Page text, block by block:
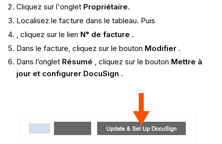
Cliquez sur l'onglet Propriétaire.
Localisez le facture dans le tableau. Puis
, cliquez sur le lien N° de facture .
Dans le facture, cliquez sur le bouton Modifier.
Dans l’onglet Résumé , cliquez sur le bouton Mettre à
jour et configurer DocuSign .